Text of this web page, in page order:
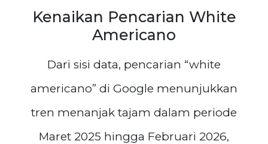
Kenaikan Pencarian White
Americano
Dari sisi data, pencarian “white
americano” di Google menunjukkan
tren menanjak tajam dalam periode
Maret 2025 hingga Februari 2026,